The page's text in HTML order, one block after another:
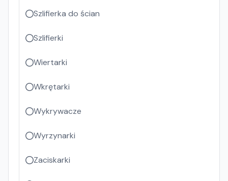
Szlifierka do ścian
Szlifierki
Wiertarki
Wkrętarki
Wykrywacze
Wyrzynarki
Zaciskarki